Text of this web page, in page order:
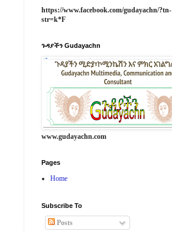
https://www.facebook.com/gudayachn/?tn-
str=k*F
ጉዳያችን Gudayachn
www.gudayachn.com
Pages
Home
Subscribe To
Posts